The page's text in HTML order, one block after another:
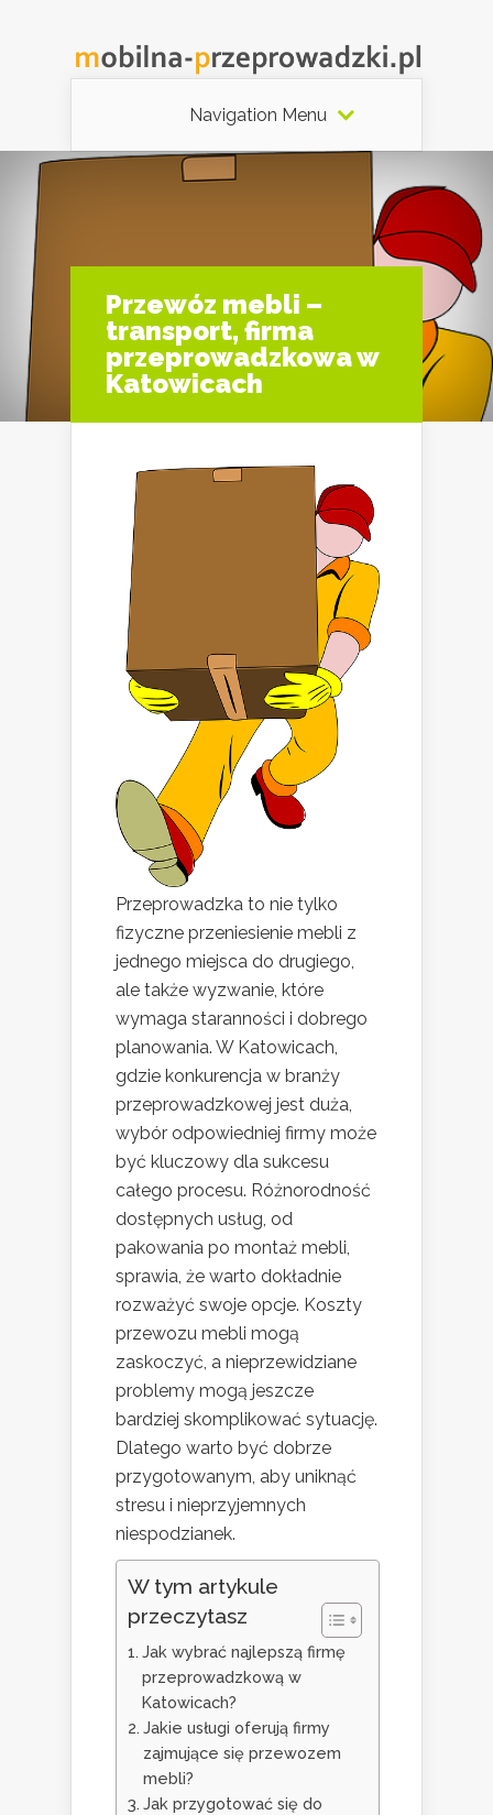
Navigation Menu
Przewóz mebli –
transport, firma
przeprowadzkowa w
Katowicach
Przeprowadzka to nie tylko
fizyczne przeniesienie mebli z
jednego miejsca do drugiego,
ale także wyzwanie, które
wymaga staranności i dobrego
planowania. W Katowicach,
gdzie konkurencja w branży
przeprowadzkowej jest duża,
wybór odpowiedniej firmy może
być kluczowy dla sukcesu
całego procesu. Różnorodność
dostępnych usług, od
pakowania po montaż mebli,
sprawia, że warto dokładnie
rozważyć swoje opcje. Koszty
przewozu mebli mogą
zaskoczyć, a nieprzewidziane
problemy mogą jeszcze
bardziej skomplikować sytuację.
Dlatego warto być dobrze
przygotowanym, aby uniknąć
stresu i nieprzyjemnych
niespodzianek.
W tym artykule
przeczytasz
Jak wybrać najlepszą firmę
przeprowadzkową w
Katowicach?
Jakie usługi oferują firmy
zajmujące się przewozem
mebli?
Jak przygotować się do